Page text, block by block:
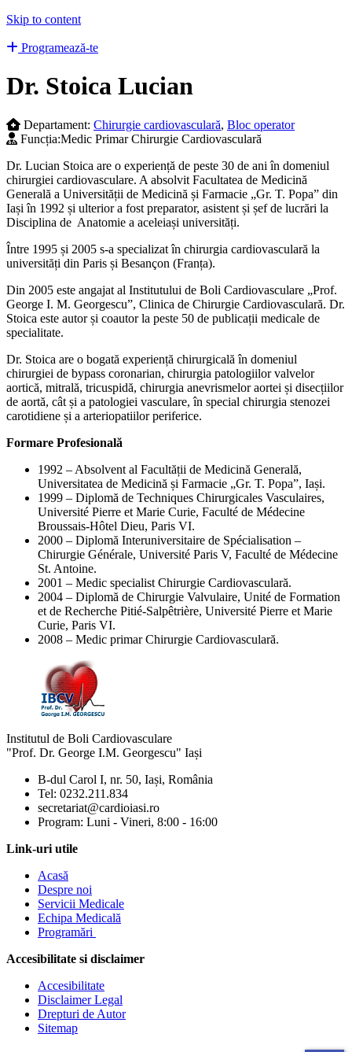
Skip to content
Programează-te
Dr. Stoica Lucian
Departament: Chirurgie cardiovasculară, Bloc operator
Funcția:Medic Primar Chirurgie Cardiovasculară
Dr. Lucian Stoica are o experiență de peste 30 de ani în domeniul
chirurgiei cardiovasculare. A absolvit Facultatea de Medicină
Generală a Universității de Medicină și Farmacie „Gr. T. Popa” din
Iași în 1992 și ulterior a fost preparator, asistent și șef de lucrări la
Disciplina de Anatomie a aceleiași universități.
Între 1995 și 2005 s-a specializat în chirurgia cardiovasculară la
universități din Paris și Besançon (Franța).
Din 2005 este angajat al Institutului de Boli Cardiovasculare „Prof.
George I. M. Georgescu”, Clinica de Chirurgie Cardiovasculară. Dr.
Stoica este autor și coautor la peste 50 de publicații medicale de
specialitate.
Dr. Stoica are o bogată experiență chirurgicală în domeniul
chirurgiei de bypass coronarian, chirurgia patologiilor valvelor
aortică, mitrală, tricuspidă, chirurgia anevrismelor aortei și disecțiilor
de aortă, cât și a patologiei vasculare, în special chirurgia stenozei
carotidiene și a arteriopatiilor periferice.
Formare Profesională
1992 – Absolvent al Facultății de Medicină Generală,
Universitatea de Medicină și Farmacie „Gr. T. Popa”, Iași.
1999 – Diplomă de Techniques Chirurgicales Vasculaires,
Université Pierre et Marie Curie, Faculté de Médecine
Broussais-Hôtel Dieu, Paris VI.
2000 – Diplomă Interuniversitaire de Spécialisation –
Chirurgie Générale, Université Paris V, Faculté de Médecine
St. Antoine.
2001 – Medic specialist Chirurgie Cardiovasculară.
2004 – Diplomă de Chirurgie Valvulaire, Unité de Formation
et de Recherche Pitié-Salpêtrière, Université Pierre et Marie
Curie, Paris VI.
2008 – Medic primar Chirurgie Cardiovasculară.
Institutul de Boli Cardiovasculare
"Prof. Dr. George I.M. Georgescu" Iași
B-dul Carol I, nr. 50, Iași, România
Tel: 0232.211.834
secretariat@cardioiasi.ro
Program: Luni - Vineri, 8:00 - 16:00
Link-uri utile
Acasă
Despre noi
Servicii Medicale
Echipa Medicală
Programări
Accesibilitate si disclaimer
Accesibilitate
Disclaimer Legal
Drepturi de Autor
Sitemap